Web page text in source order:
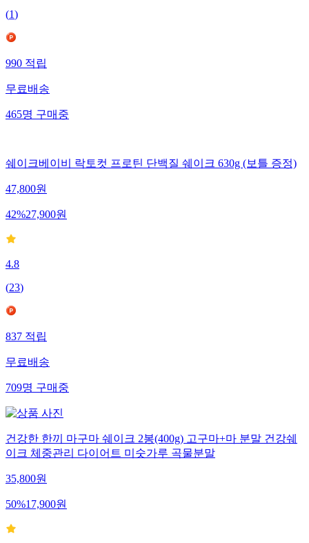
(1)
990적립
무료배송
465명구매중
쉐이크베이비 락토컷 프로틴 단백질 쉐이크 630g (보틀 증정)
47,800원
42%27,900원
4.8
(23)
837적립
무료배송
709명구매중
건강한 한끼 마구마 쉐이크 2봉(400g) 고구마+마 분말 건강쉐
이크 체중관리 다이어트 미숫가루 곡물분말
35,800원
50%17,900원